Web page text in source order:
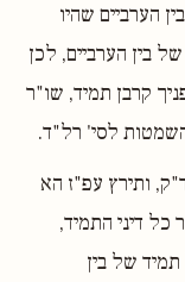
הערביים שהיו
בין הערביים, לכן
קרבן תמיד, שו"ר
לסי' רל"ד.
ותירץ עפ"ז הא
דיני התמיד,
של בין